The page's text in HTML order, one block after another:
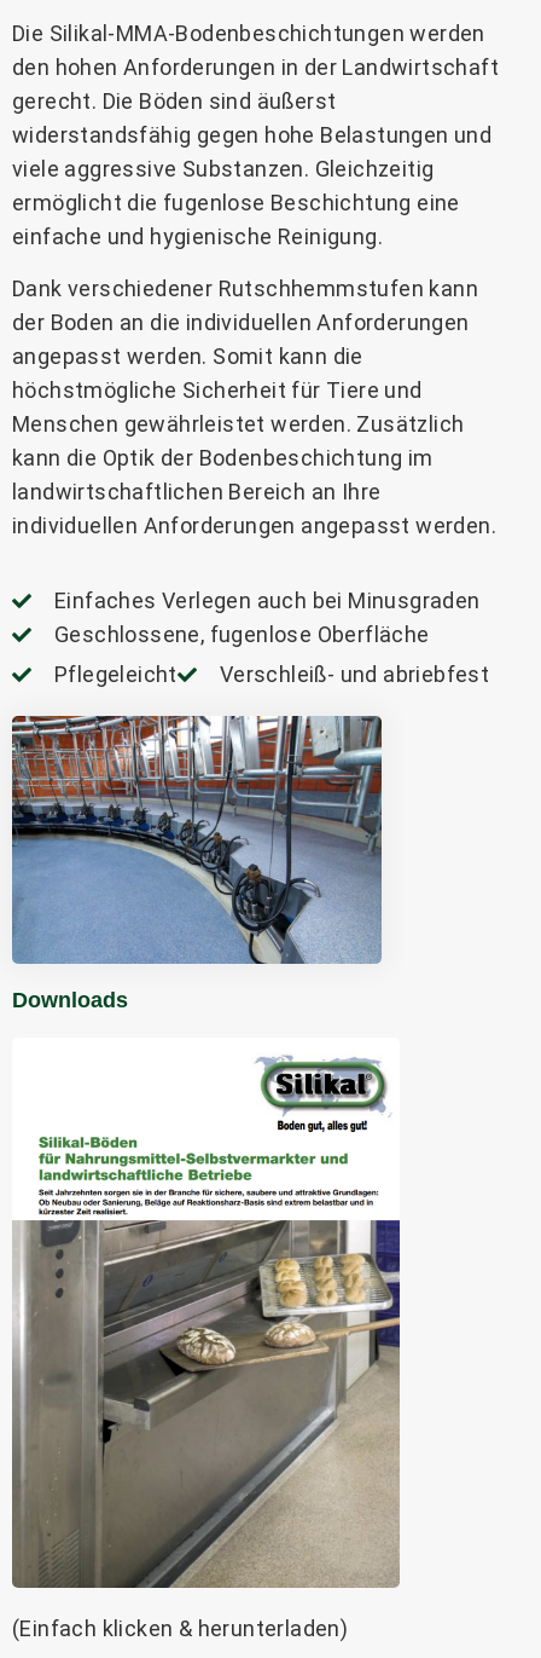
Die Silikal-MMA-Bodenbeschichtungen werden
den hohen Anforderungen in der Landwirtschaft
gerecht. Die Böden sind äußerst
widerstandsfähig gegen hohe Belastungen und
viele aggressive Substanzen. Gleichzeitig
ermöglicht die fugenlose Beschichtung eine
einfache und hygienische Reinigung.
Dank verschiedener Rutschhemmstufen kann
der Boden an die individuellen Anforderungen
angepasst werden. Somit kann die
höchstmögliche Sicherheit für Tiere und
Menschen gewährleistet werden. Zusätzlich
kann die Optik der Bodenbeschichtung im
landwirtschaftlichen Bereich an Ihre
individuellen Anforderungen angepasst werden.
Einfaches Verlegen auch bei Minusgraden
Geschlossene, fugenlose Oberfläche
Pflegeleicht
Verschleiß- und abriebfest
Downloads
(Einfach klicken & herunterladen)